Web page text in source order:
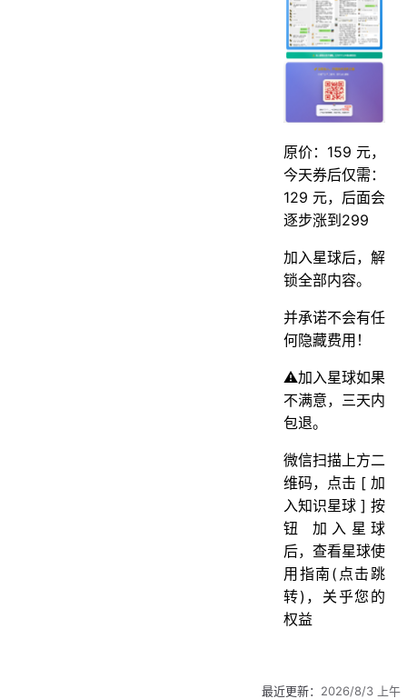
原价：159 元，
今天券后仅需：
129 元，后面会
逐步涨到299
加入星球后，解
锁全部内容。
并承诺不会有任
何隐藏费用！
⚠️加入星球如果
不满意，三天内
包退。
微信扫描上方二
维码，点击 [ 加
入知识星球 ] 按
钮 加入星球
后，查看星球使
用指南(点击跳
转)，关乎您的
权益
最近更新： 2026/8/3 上午